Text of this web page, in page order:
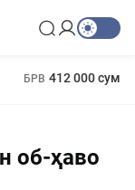
БРВ 412 000 сум
об-ҳаво